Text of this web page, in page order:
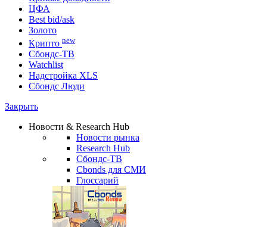
Портфель
Консенсусы
Поиск облигаций (ИИ)
Кривые доходности
ЦФА
Best bid/ask
Золото
Крипто new
Watchlist
Сбондс Люди
Новости & Research Hub
Новости рынка
Research Hub
Сбондс-ТВ
Cbonds для СМИ
Глоссарий